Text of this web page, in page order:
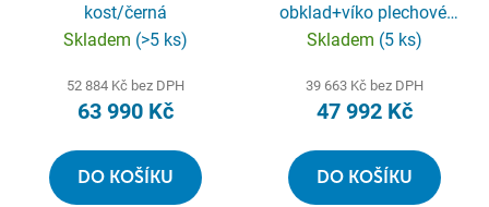
kost/černá
Skladem (>5 ks)
52 884 Kč bez DPH
63 990 Kč
DO KOŠÍKU
obklad+víko plechové,
barva černá aspero
Skladem (5 ks)
39 663 Kč bez DPH
47 992 Kč
DO KOŠÍKU